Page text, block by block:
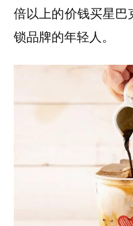
倍以上的价钱买星
锁品牌的年轻人。